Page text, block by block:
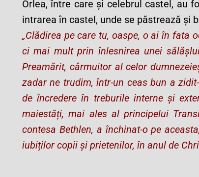
Orlea, între care și celebrul castel, au
intrarea în castel, unde se păstrează și
„Clădirea pe care tu, oaspe, o ai în fata
ci mai mult prin înlesnirea unei
Preamărit, cârmuitor al celor
zadar ne trudim, într-un ceas bun a
de încredere în treburile interne și
maiestăți, mai ales al principelui
contesa Bethlen, a închinat-o pe
iubiților copii și prietenilor, în anul de